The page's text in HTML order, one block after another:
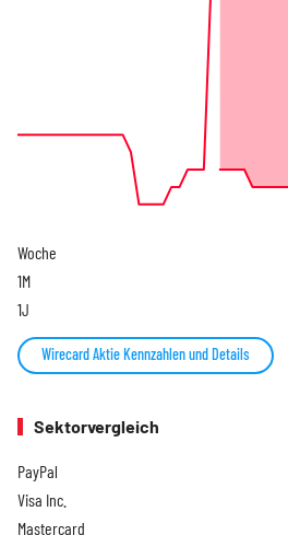
Woche
1M
1J
Wirecard Aktie Kennzahlen und Details
Sektorvergleich
PayPal
Visa Inc.
Mastercard